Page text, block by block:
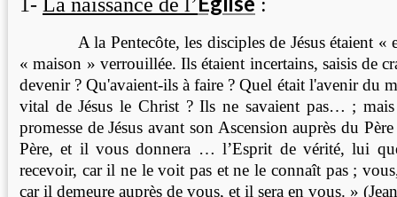
A la Pentecôte, les disciples de Jésus étaient «
« maison » verrouillée. Ils étaient incertains, saisis de
devenir ? Qu'avaient-ils à faire ? Quel était l'avenir du
vital de Jésus le Christ ? Ils ne savaient pas… ;
promesse de Jésus avant son Ascension auprès du
Père, et il vous donnera … l’Esprit de vérité, lui
recevoir, car il ne le voit pas et ne le connaît pas ;
car il demeure auprès de vous, et il sera en vous. »